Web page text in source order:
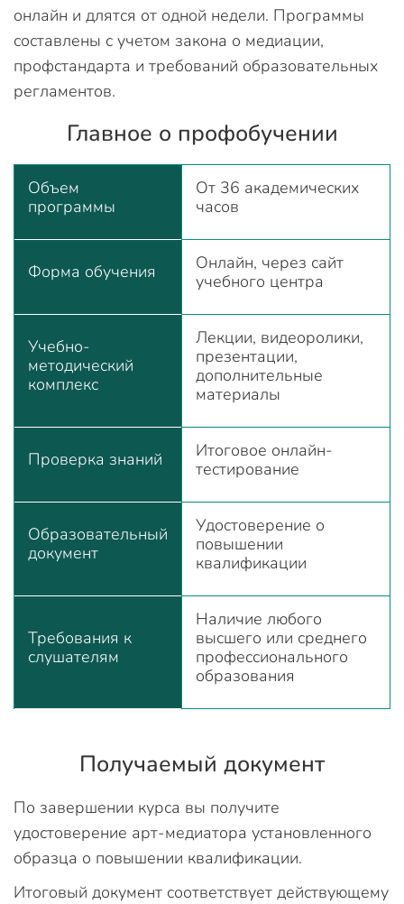
онлайн и длятся от одной недели. Программы
составлены с учетом закона о медиации,
профстандарта и требований образовательных
регламентов.
Главное о профобучении
Объем
программы
От 36 академических
часов
Форма обучения
Онлайн, через сайт
учебного центра
Учебно-
методический
комплекс
Лекции, видеоролики,
презентации,
дополнительные
материалы
Проверка знаний
Итоговое онлайн-
тестирование
Образовательный
документ
Удостоверение о
повышении
квалификации
Требования к
слушателям
Наличие любого
высшего или среднего
профессионального
образования
Получаемый документ
По завершении курса вы получите
удостоверение арт-медиатора установленного
образца о повышении квалификации.
Итоговый документ соответствует действующему